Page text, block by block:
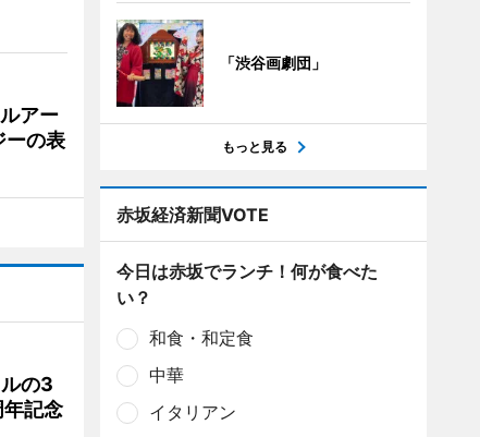
アー
の表
の3
記念
「渋谷画劇団」
もっと見る
赤坂経済新聞VOTE
今日は赤坂でランチ！何が食べた
い？
和食・和定食
中華
イタリアン